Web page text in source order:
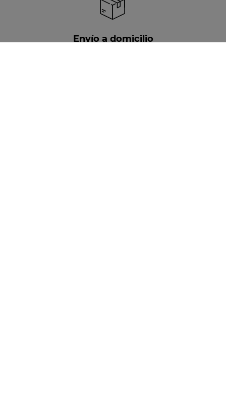
Envío a domicilio